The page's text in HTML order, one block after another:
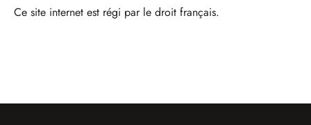
Ce site internet est régi par le droit français.